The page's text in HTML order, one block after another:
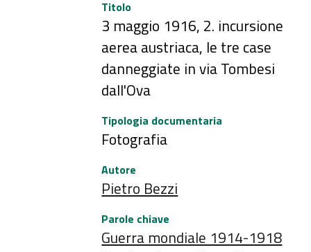
Titolo
3 maggio 1916, 2. incursione
aerea austriaca, le tre case
danneggiate in via Tombesi
dall'Ova
Tipologia documentaria
Fotografia
Autore
Pietro Bezzi
Parole chiave
Guerra mondiale 1914-1918